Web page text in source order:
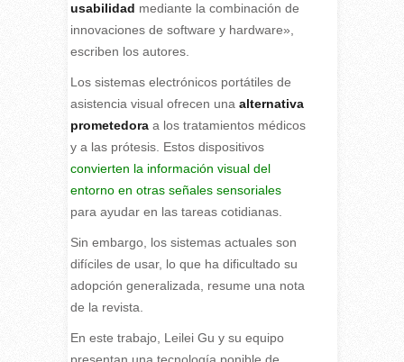
usabilidad mediante la combinación de
innovaciones de software y hardware»,
escriben los autores.
Los sistemas electrónicos portátiles de
asistencia visual ofrecen una alternativa
prometedoraa los tratamientos médicos
y a las prótesis. Estos dispositivos
convierten la información visual del
entorno en otras señales sensoriales
para ayudar en las tareas cotidianas.
Sin embargo, los sistemas actuales son
difíciles de usar, lo que ha dificultado su
adopción generalizada, resume una nota
de la revista.
En este trabajo, Leilei Gu y su equipo